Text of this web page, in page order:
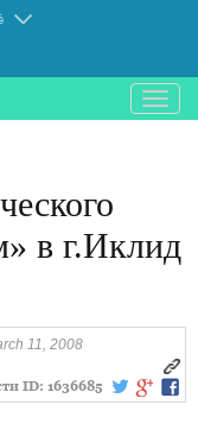
باز
و
в г.Иклид
11, 2008
ID: 1636685